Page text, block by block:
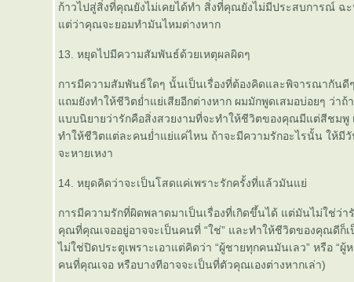
ก้าวไปสู่สิ่งที่คุณยังไม่เคยได้ทำ สิ่งที่คุณยังไม่มีประสบการณ์
ต่ว่าคุณจะยอมทำมันไหมต่างหาก
13. หยุดไปมีความสัมพันธ์ด้วยเหตุผลผิดๆ
การมีความสัมพันธ์ใดๆ นั้นเป็นเรื่องที่ต้องคิดและพิจารณากันดี
ถมยังทำให้ชีวิตย่ำแย่เสียอีกต่างหาก ผมมักพูดเสมอบ่อยๆ ว่าถ้
บบนิยายว่ารักคือสิ่งสวยงามที่จะทำให้ชีวิตของคุณมีแต่สีชมพู
ทำให้ชีวิตแต่ละคนย่ำแย่แค่ไหน ถ้าจะมีความรักอะไรนั้น ให้
จะหายเหงา
14. หยุดคิดว่าจะเป็นโสดแค่เพราะรักครั้งที่แล้วมันแย่
การมีความรักที่ผิดพลาดมาเป็นเรื่องที่เกิดขึ้นได้ แต่มันไม่ใช่ว่
คุณที่คุณเจออยู่อาจจะเป็นคนที่ “ใช่” และทำให้ชีวิตของคุณดีก็เ
ไม่ใช่ปิดประตูเพราะเอาแต่คิดว่า “ผู้ชายทุกคนมันเลว” หรือ
คนที่คุณเจอ หรือบางทีอาจจะเป็นที่ตัวคุณเองต่างหากเล่า)